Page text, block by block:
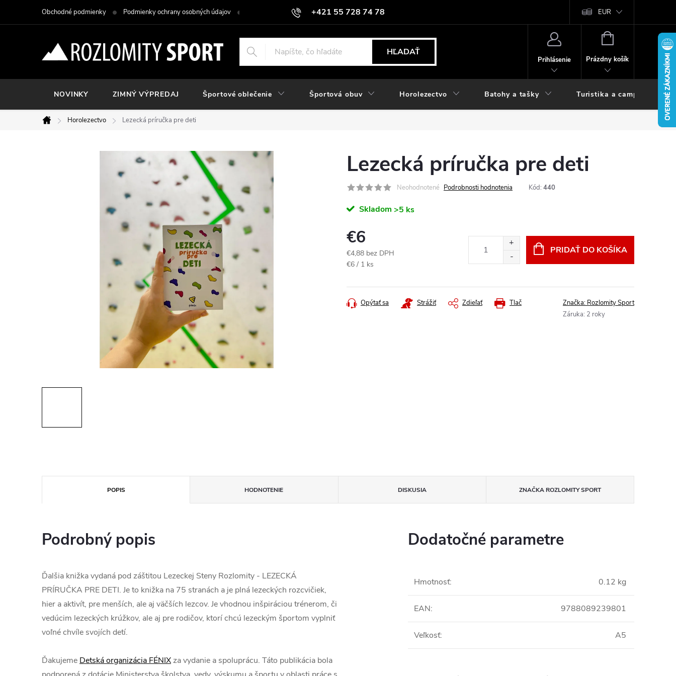
+421 55 728 74 78
objednavky@rozlomitysport.sk
Obchodné podmienky Podmienky ochrany osobných údajov Kontakt Hodnotenie obchodu EUR
HĽADAŤ
Prihlásenie
NÁKUPNÝ
Prázdny košík
NOVINKY ZIMNÝ VÝPREDAJ Športové oblečenie Športová obuv Horolezectvo Batohy a tašky Turistika a camping
Domov
Horolezectvo Lezecká príručka pre deti
Lezecká príručka pre deti
Neohodnotené Podrobnosti hodnotenia Kód: 440
Skladom >5 ks
€6
€4,88 bez DPH
Jednotková
€6 / 1 ks
PRIDAŤ DO KOŠÍKA
Tlač
Opýtať sa Strážiť Zdieľať Značka: Rozlomity Sport
Záruka: 2 roky
POPIS HODNOTENIE DISKUSIA ZNAČKAROZLOMITY SPORT
Podrobný popis
Ďalšia knižka vydaná pod záštitou Lezeckej Steny Rozlomity - LEZECKÁ
PRÍRUČKA PRE DETI. Je to knižka na 75 stranách a je plná lezeckých rozcvičiek,
hier a aktivít, pre menších, ale aj väčších lezcov. Je vhodnou inšpiráciou trénerom, či
vedúcim lezeckých krúžkov, ale aj pre rodičov, ktorí chcú lezeckým športom vyplniť
voľné chvíle svojích detí.
Ďakujeme Detská organizácia FÉNIXza vydanie a spoluprácu. Táto publikácia bola
Dodatočné parametre
Hmotnosť: 0.12 kg
EAN: 9788089239801
Veľkosť: A5